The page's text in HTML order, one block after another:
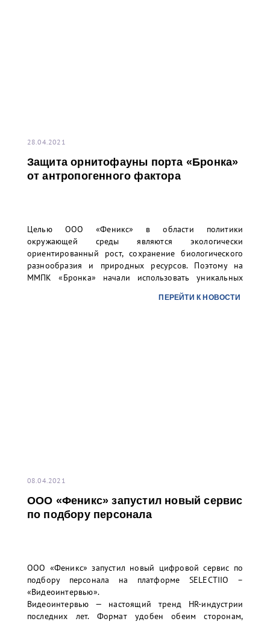
28.04.2021
Защита орнитофауны порта «Бронка»
от антропогенного фактора
Целью ООО «Феникс» в области политики
окружающей среды являются экологически
ориентированный рост, сохранение биологического
разнообразия и природных ресурсов. Поэтому на
ММПК «Бронка» начали использовать уникальных
зоны, окружающей перегрузочный комплекс, от
ПЕРЕЙТИ К НОВОСТИ
08.04.2021
ООО «Феникс» запустил новый сервис
по подбору персонала
ООО «Феникс» запустил новый цифровой сервис по
подбору персонала на платформе SELECTIIO –
«Видеоинтервью».
Видеоинтервью — настоящий тренд HR-индустрии
последних лет. Формат удобен обеим сторонам,